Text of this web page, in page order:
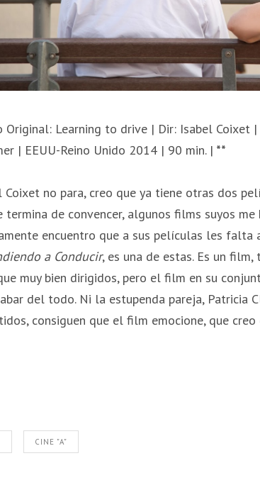
Learning to drive | Dir: Isabel Coixet |
| EEUU-Reino Unido 2014 | 90 min. | **
Coixet no para, creo que ya tiene otras dos
termina de convencer, algunos films suyos me
encuentro que a sus películas les falta
a Conducir, es una de estas. Es un
muy bien dirigidos, pero el film en su
del todo. Ni la estupenda pareja, Patricia
consiguen que el film emocione, que
CINE "A"